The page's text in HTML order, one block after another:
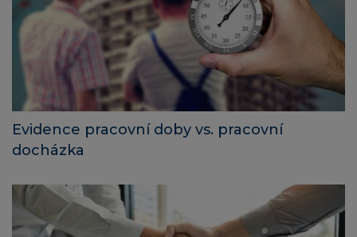
Evidence pracovní doby vs. pracovní
docházka